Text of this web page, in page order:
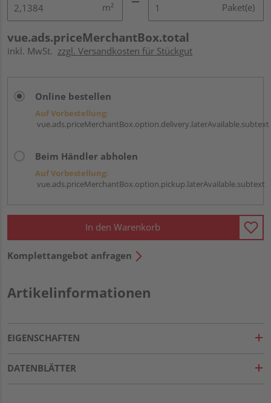
m² Paket(e)
vue.ads.priceMerchantBox.total
inkl. MwSt. zzgl. Versandkosten für Stückgut
Online bestellen
Auf Vorbestellung:
vue.ads.priceMerchantBox.option.delivery.laterAvailable.subtext
Beim Händler abholen
Auf Vorbestellung:
vue.ads.priceMerchantBox.option.pickup.laterAvailable.subtext
In den Warenkorb
Komplettangebot anfragen
Artikelinformationen
EIGENSCHAFTEN
DATENBLÄTTER